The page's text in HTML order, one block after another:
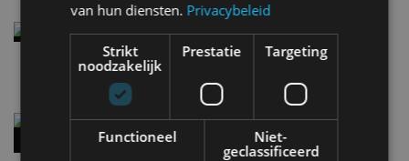
Elektrische Geely E2 (tijdelijk) net zo goedkoop
als een Renault Twingo
4 aug
Vernieuwde Hyundai Ioniq 6 rijdt tot 680
kilometer en wordt goedkoper
van hun diensten. Privacybeleid
Strikt
noodzakelijk
Prestatie Targeting
Functioneel
Niet-
geclassificeerd